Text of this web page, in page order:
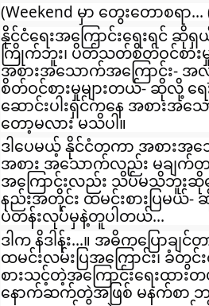
(Weekend မှာ တွေးတောစရာ...
နိုင်ငံရေးအကြောင်းရေးရင်
ကြိုက်ဘူး၊ ပိတ်သတ်စိတ်ဝင်စား
အစားအသောက်အကြောင်း- အ
စိတ်ဝင်စားမှုများတယ်- ဆိုလို့ ရေး
ဆောင်းပါးရှင်ကနေ အစားအသ
တော့မလား မသိပါ။
ဒါပေမယ့် နိုင်ငံတကာ အစား
အစား အသောက်လည်း မချက်
အကြောင်းလည်း သိပ်မသိဘူးဆို
နည်းအတိုင်း ထမင်းစားပြမယ်- ဆို
ပဲတန်းလုပ်မှနဲ့တူပါတယ်...
ဒါက နိဒါန်း...။ အဓိကပြောခ
ထမင်းလမ်းပြအကြောင်း၊ ခံ
စားသင့်တဲ့အကြောင်းရေးထာ
နောက်ဆက်တွဲအဖြစ် မနက်စာ ဘ